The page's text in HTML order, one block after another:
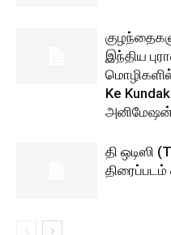
இந்திய
மொழிகளில்
Ke
தி ஒடிஸி